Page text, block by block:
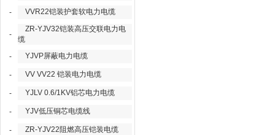
- VVR22铠装护套软电力电缆
-
ZR-YJV32铠装高压交联电力电
缆
-
YJVP屏蔽电力电缆
- VV VV22 铠装电力电缆
- YJLV 0.6/1KV铝芯电力电缆
- YJV低压铜芯电缆线
- ZR-YJV22阻燃高压铠装电缆